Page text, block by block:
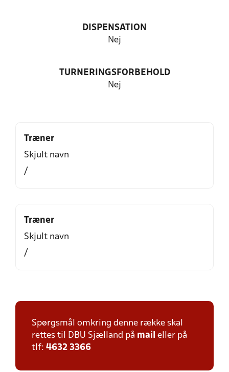
DISPENSATION
Nej
TURNERINGSFORBEHOLD
Nej
Træner
Skjult navn
/
Træner
Skjult navn
/
Spørgsmål omkring denne række skal
rettes til DBU Sjælland på mail eller på
tlf: 4632 3366